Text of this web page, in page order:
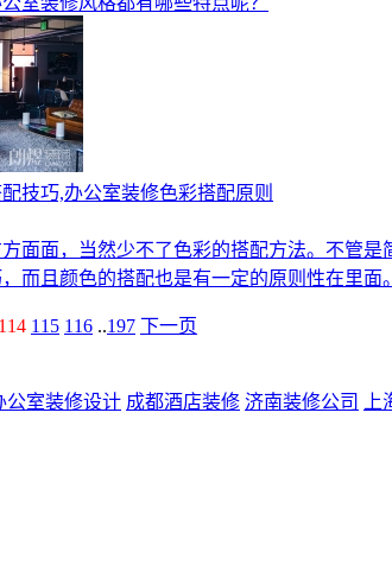
技巧,办公室装修色彩搭配原则
面面，当然少不了色彩的搭配方法。不管
而且颜色的搭配也是有一定的原则性在里
114 115 116 ..197 下一页
公室装修设计 成都酒店装修 济南装修公司 上